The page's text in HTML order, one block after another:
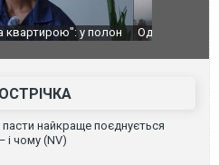
злива з градом та
Вже
пасти найкраще поєднується
чому (NV)